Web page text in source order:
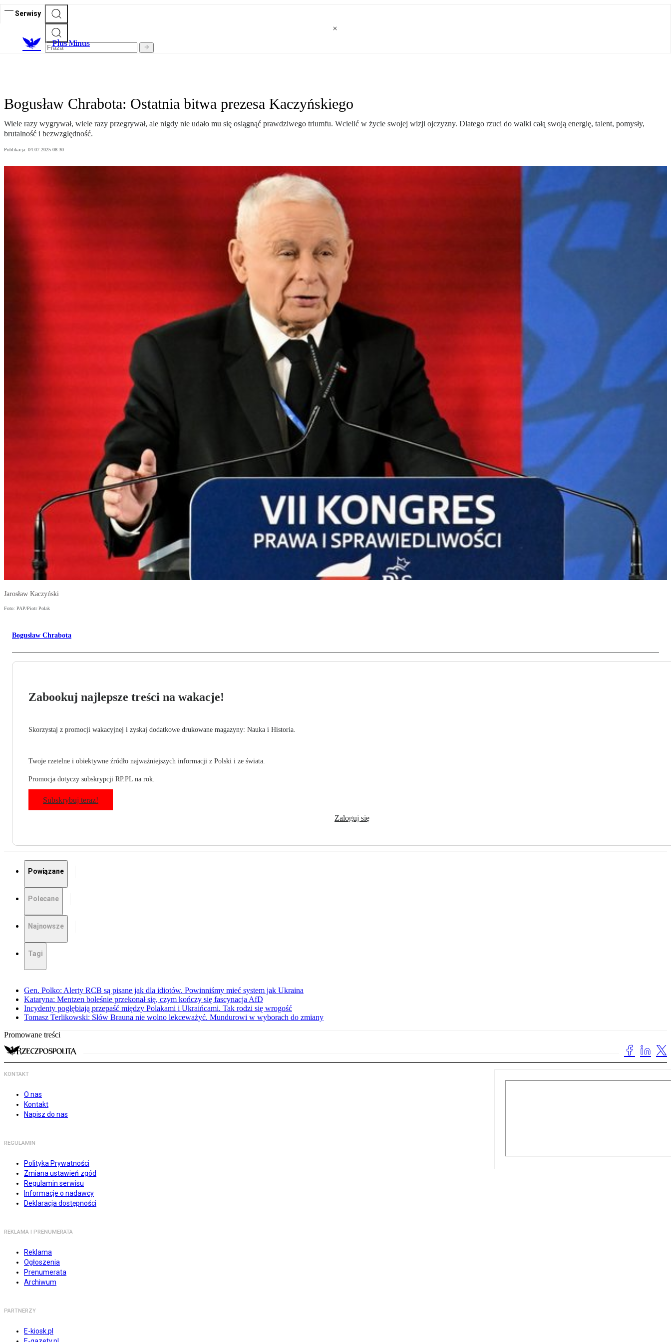
Serwisy
Plus Minus
Bogusław Chrabota: Ostatnia bitwa prezesa Kaczyńskiego
Wiele razy wygrywał, wiele razy przegrywał, ale nigdy nie udało mu się osiągnąć prawdziwego triumfu. Wcielić w życie swojej wizji ojczyzny. Dlatego rzuci do walki całą swoją energię, talent, pomysły,
brutalność i bezwzględność.
Publikacja: 04.07.2025 08:30
Jarosław Kaczyński
Foto: PAP/Piotr Polak
Bogusław Chrabota
Zabookuj najlepsze treści na wakacje!
Skorzystaj z promocji wakacyjnej i zyskaj dodatkowe drukowane magazyny: Nauka i Historia.
Twoje rzetelne i obiektywne źródło najważniejszych informacji z Polski i ze świata.
Promocja dotyczy subskrypcji RP.PL na rok.
Subskrybuj teraz!
Zaloguj się
Powiązane
Polecane
Najnowsze
Tagi
Gen. Polko: Alerty RCB są pisane jak dla idiotów. Powinniśmy mieć system jak Ukraina
Kataryna: Mentzen boleśnie przekonał się, czym kończy się fascynacja AfD
Incydenty pogłębiają przepaść między Polakami i Ukraińcami. Tak rodzi się wrogość
Tomasz Terlikowski: Słów Brauna nie wolno lekceważyć. Mundurowi w wyborach do zmiany
Promowane treści
KONTAKT
O nas
Kontakt
Napisz do nas
REGULAMIN
Polityka Prywatności
Zmiana ustawień zgód
Regulamin serwisu
Informacje o nadawcy
Deklaracja dostępności
REKLAMA I PRENUMERATA
Reklama
Ogłoszenia
Prenumerata
Archiwum
PARTNERZY
E-kiosk.pl